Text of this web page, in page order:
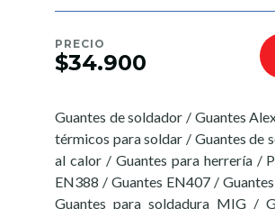
PRECIO
$34.900
Guantes de soldador / Guantes
térmicos para soldar / Guantes de
al calor / Guantes para herrería /
EN388 / Guantes EN407 /
Guantes para soldadura MIG /